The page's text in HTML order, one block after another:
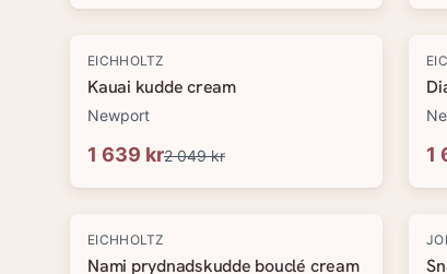
-20%
EICHHOLTZ
Kauai kudde cream
Newport
1 639 kr2 049 kr
-20
1
-20%
EICHHOLTZ
Nami prydnadskudde bouclé cream
-